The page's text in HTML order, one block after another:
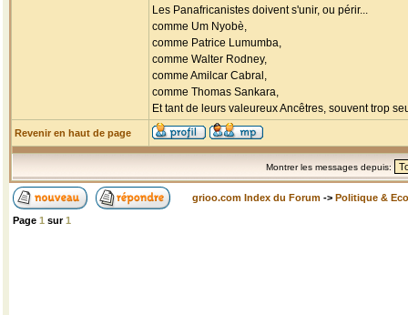
Les Panafricanistes doivent s'unir, ou périr...
comme Um Nyobè,
comme Patrice Lumumba,
comme Walter Rodney,
comme Amilcar Cabral,
comme Thomas Sankara,
Et tant de leurs valeureux Ancêtres, souvent trop
Revenir en haut de page
Montrer les messages depuis:
grioo.com Index du Forum -> Politique &
Page 1 sur1